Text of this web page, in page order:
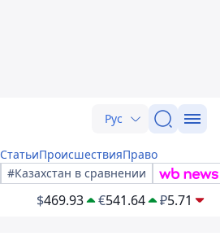
Рус
СтатьиПроисшествияПраво
#Казахстан в сравнении
$469.93 €541.64 ₽5.71